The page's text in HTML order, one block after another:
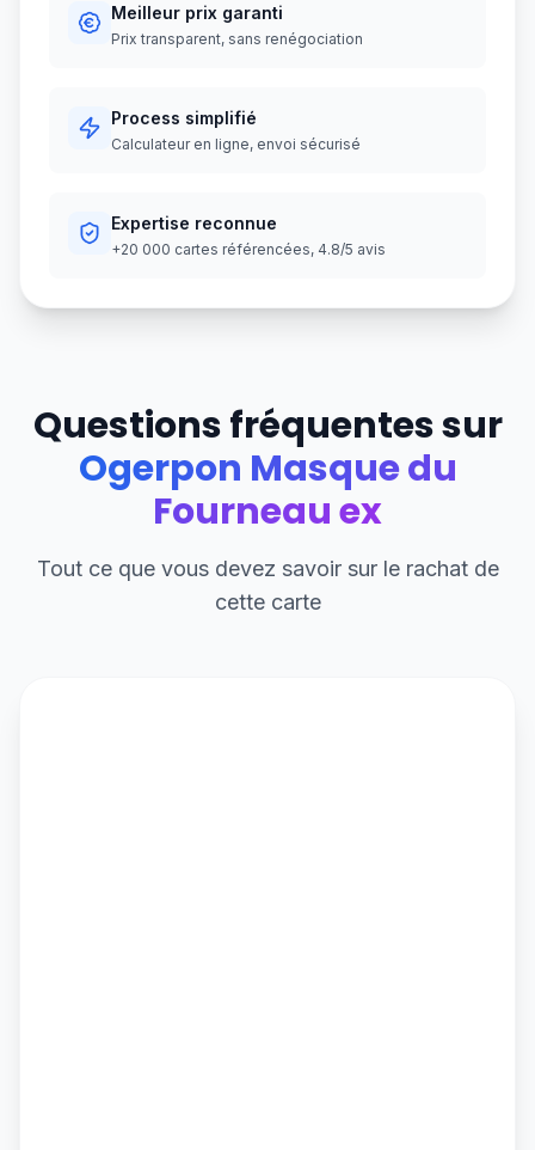
Meilleur prix garanti
Prix transparent, sans renégociation
Process simplifié
Calculateur en ligne, envoi sécurisé
Expertise reconnue
+20 000 cartes référencées, 4.8/5 avis
Questions fréquentes sur
Ogerpon Masque du
Fourneau ex
Tout ce que vous devez savoir sur le rachat de
cette carte